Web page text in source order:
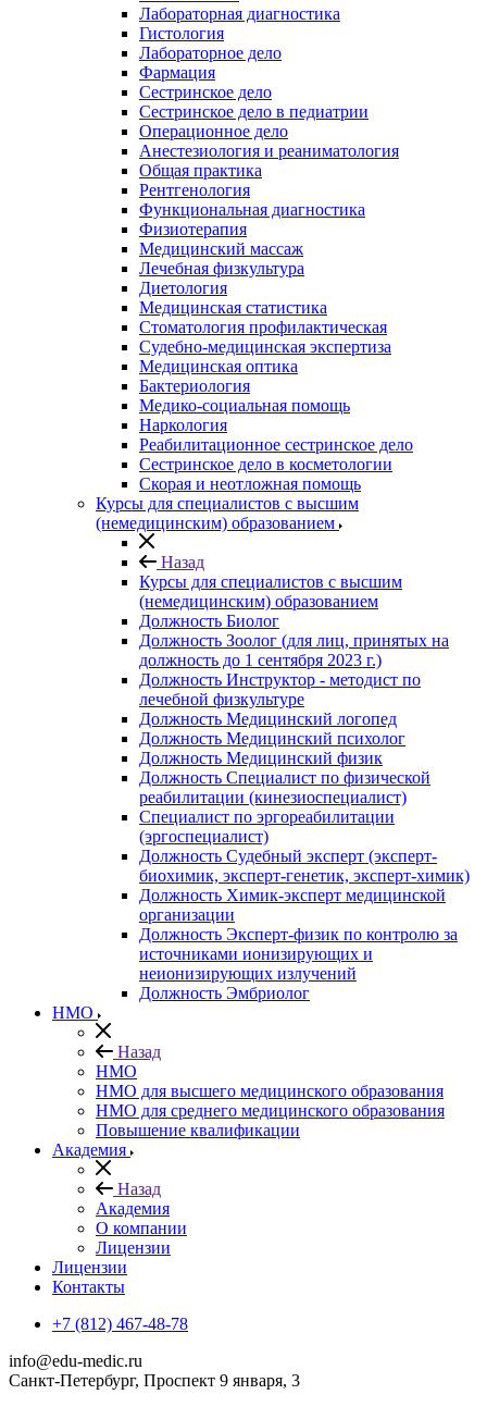
Лабораторная диагностика
Гистология
Лабораторное дело
Фармация
Сестринское дело
Сестринское дело в педиатрии
Операционное дело
Анестезиология и реаниматология
Общая практика
Рентгенология
Функциональная диагностика
Физиотерапия
Медицинский массаж
Лечебная физкультура
Диетология
Медицинская статистика
Стоматология профилактическая
Судебно-медицинская экспертиза
Медицинская оптика
Бактериология
Медико-социальная помощь
Наркология
Реабилитационное сестринское дело
Сестринское дело в косметологии
Скорая и неотложная помощь
Курсы для специалистов с высшим
(немедицинским) образованием
Назад
Курсы для специалистов с высшим
(немедицинским) образованием
Должность Биолог
Должность Зоолог (для лиц, принятых на
должность до 1 сентября 2023 г.)
Должность Инструктор - методист по
лечебной физкультуре
Должность Медицинский логопед
Должность Медицинский психолог
Должность Медицинский физик
Должность Специалист по физической
реабилитации (кинезиоспециалист)
Специалист по эргореабилитации
(эргоспециалист)
Должность Судебный эксперт (эксперт-
биохимик, эксперт-генетик, эксперт-химик)
Должность Химик-эксперт медицинской
организации
Должность Эксперт-физик по контролю за
источниками ионизирующих и
неионизирующих излучений
Должность Эмбриолог
НМО
Назад
НМО
НМО для высшего медицинского образования
НМО для среднего медицинского образования
Повышение квалификации
Академия
Назад
Академия
О компании
Лицензии
Лицензии
Контакты
+7 (812) 467-48-78
info@edu-medic.ru
Санкт-Петербург, Проспект 9 января, 3